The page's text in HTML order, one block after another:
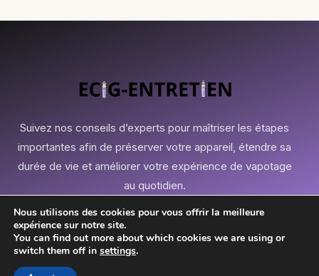
Suivez nos conseils d’experts pour maîtriser les étapes
importantes afin de préserver votre appareil, étendre sa
durée de vie et améliorer votre expérience de vapotage
au quotidien.
Nous utilisons des cookies pour vous offrir la meilleure
expérience sur notre site.
You can find out more about which cookies we are using or
switch them off in settings.